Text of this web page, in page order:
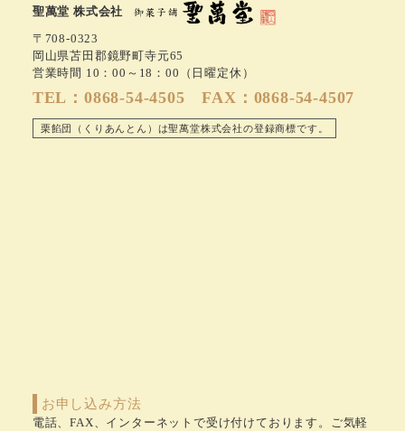
聖萬堂 株式会社
〒708-0323
岡山県苫田郡鏡野町寺元65
営業時間 10：00～18：00（日曜定休）
TEL：0868-54-4505 FAX：0868-54-4507
栗餡団（くりあんとん）は聖萬堂株式会社の登録商標です。
お申し込み方法
電話、FAX、インターネットで受け付けております。ご気軽